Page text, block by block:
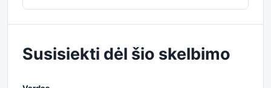
Susisiekti dėl šio skelbimo